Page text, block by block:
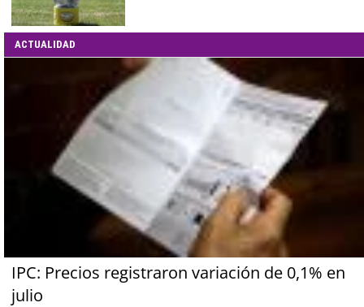
ACTUALIDAD
IPC: Precios registraron variación de 0,1% en
julio